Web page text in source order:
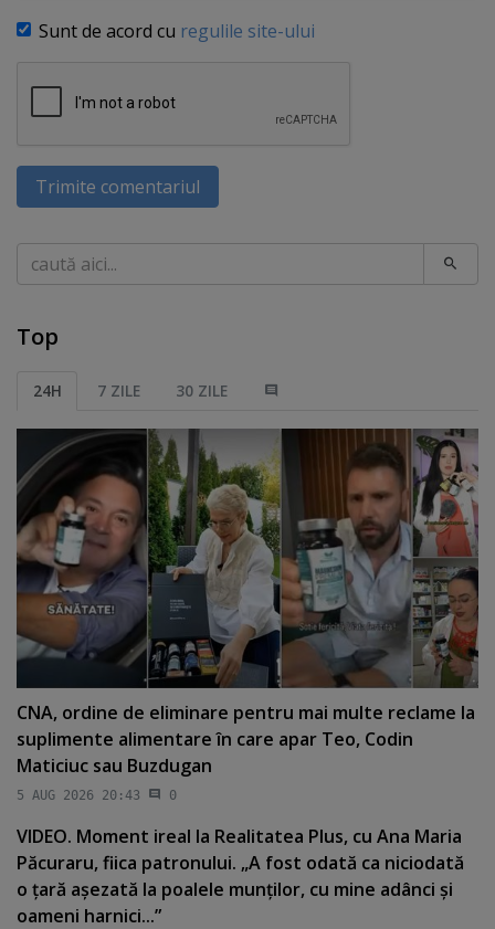
Sunt de acord cu regulile site-ului
Trimite comentariul
Caută
Top
24H 7 ZILE 30 ZILE
CNA, ordine de eliminare pentru mai multe reclame la
suplimente alimentare în care apar Teo, Codin
Maticiuc sau Buzdugan
5 AUG 2026 20:43 0
VIDEO. Moment ireal la Realitatea Plus, cu Ana Maria
Păcuraru, fiica patronului. „A fost odată ca niciodată
o ţară aşezată la poalele munţilor, cu mine adânci şi
oameni harnici...”